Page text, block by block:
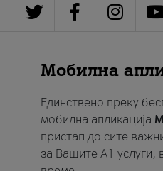
Мобилна
Единствено преку
мобилна апликација
пристап до сите
за Вашите A1 услуги,